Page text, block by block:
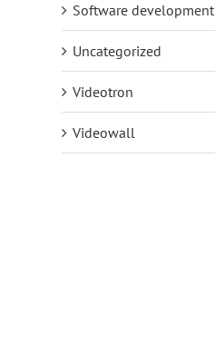
Software development
Uncategorized
Videotron
Videowall